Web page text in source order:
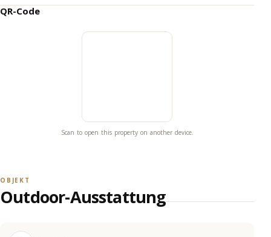
QR-Code
Scan to open this property on another device.
OBJEKT
Outdoor-Ausstattung